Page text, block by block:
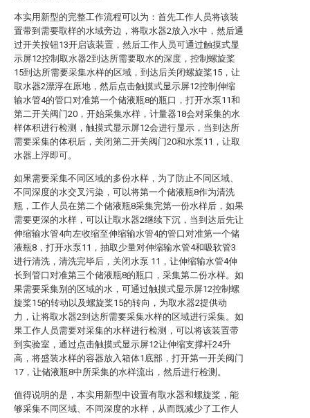
本实用新型的完整工作流程可以为：首先工作人员将该装
置带到需要取样的水域旁边，将取水器2放入水中，然后通
过开关按钮13开启该装置，然后工作人员可通过触摸式显
示屏12控制取水器2到达所需要取水的深度，控制螺旋桨
15到达所需要采集水样的区域，到达后关闭螺旋桨15，让
取水器2漂浮在原地，然后点击触摸式显示屏12控制伸缩
输水管4的管口对准第一个储液瓶8的瓶口，打开水泵11和
第二开关阀门20，开始采集水样，计量器18会对采集的水
样体积进行检测，触摸式显示屏12会进行显示，当到达所
需要采集的体积后，关闭第二开关阀门20和水泵11，让取
水器上浮即可。
如果需要采集不同区域的多份水样，为了防止不同区域、
不同深度的水交叉污染，可以将第一个储液瓶8作为清洗
瓶，工作人员在第二个储液瓶8采集完第一份水样后，如果
需要更深的水样，可以让取水器2继续下沉，当到达后先让
伸缩输水管4向左收缩至伸缩输水管4的管口对准第一个储
液瓶8，打开水泵11，抽取少量对伸缩输水管4和吸软管3
进行清洗，清洗完毕后，关闭水泵 11，让伸缩输水管4伸
长到管口对准第三个储液瓶8的瓶口，采集第二份水样。如
果需要采集别的区域的水，可通过触摸式显示屏12控制螺
旋桨15的转动以及螺旋桨15的转向，为取水器2提供动
力，让将取水器2到达所需要采集水样的区域进行采集。如
果工作人员需要对采集的水样进行检测，可以将该装置带
到实验室，通过点击触摸式显示屏12让伸缩支撑杆24升
高，将盛装水样的容器放入箱体1底部，打开第一开关阀门
17，让储液瓶8中所采集的水样流出，然后进行检测。
值得说明的是，本实用新型中设置有取水器和螺旋桨，能
够采集不同区域、不同深度的水样，从而既减少了工作人